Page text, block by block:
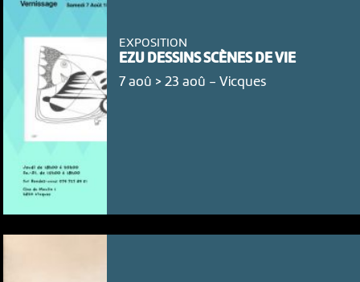
EXPOSITION
EZU DESSINS SCÈNES DE VIE
7 aoû > 23 aoû - Vicques